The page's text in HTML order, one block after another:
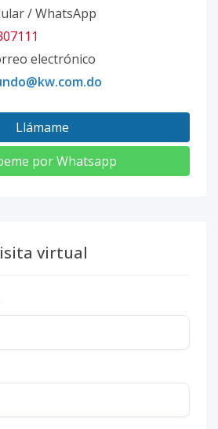
/ WhatsApp
electrónico
Llámame
por Whatsapp
virtual